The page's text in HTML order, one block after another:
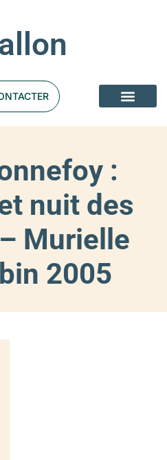
:
nuit des
Murielle
2005